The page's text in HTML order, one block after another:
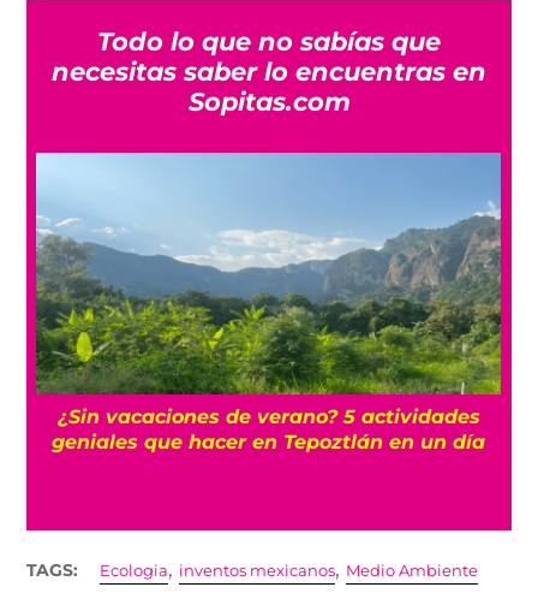
Todo lo que no sabías que
necesitas saber lo encuentras en
Sopitas.com
¿Sin vacaciones de verano? 5 actividades
geniales que hacer en Tepoztlán en un día
TAGS: Ecologia, inventos mexicanos, Medio Ambiente